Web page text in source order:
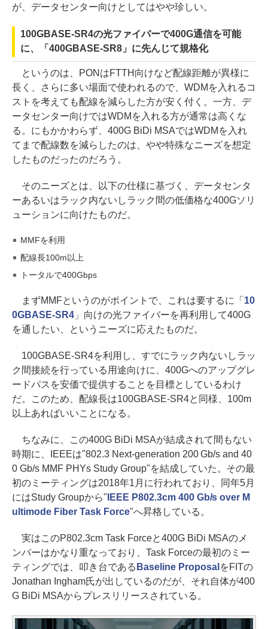
が、データセンター向けとしてはやや珍しい。
100GBASE-SR4の光ファイバーで400G通信を可能
に、「400GBASE-SR8」に先んじて規格化
というのは、PONはFTTH向けなど配線距離が異様に
長く、さらに多い場面で使われるので、WDMを入れるコ
ストを考えても配線を減らした方が安く付く。一方、デ
ータセンター向けではWDMを入れる方が通常は高くな
る。にもかかわらず、400G BiDi MSAではWDMを入れ
てまで配線数を減らしたのは、やや特殊なニーズを想定
したものだったのだろう。
そのニーズとは、以下の仕様に基づく、データセンタ
ーあるいはラック内ないしラック間の低価格な400Gソリ
ューションに向けたものだ。
MMFを利用
配線長100m以上
トータルで400Gbps
まずMMFというのがポイントで、これは要するに「 10
0GBASE-SR4」向けの光ファイバーを再利用して400G
を通したい、というニーズに応えたものだ。
100GBASE-SR4を利用し、すでにラック内ないしラッ
ク間接続を行っている用途向けに、400Gへのアップグレ
ードパスを安価で提供することを目標としているわけ
だ。このため、配線長は100GBASE-SR4と同様、100m
以上あればいいことになる。
ちなみに、この400G BiDi MSAが結成されて間もない
時期に、IEEEは"802.3 Next-generation 200 Gb/s and 40
0 Gb/s MMF PHYs Study Group"を結成していた。その最
初のミーティングは2018年1月に行われており、同年5月
にはStudy Groupから" IEEE P802.3cm 400 Gb/s over M
ultimode Fiber Task Force"へ昇格している。
実はこのP802.3cm Task Forceと400G BiDi MSAのメ
ンバーはかなり重なっており、Task Forceの最初のミー
ティングでは、叩き台である Baseline Proposal をFITの
Jonathan Ingham氏が出しているのだが、それ自体が400
G BiDi MSAからプレスリリースされている。